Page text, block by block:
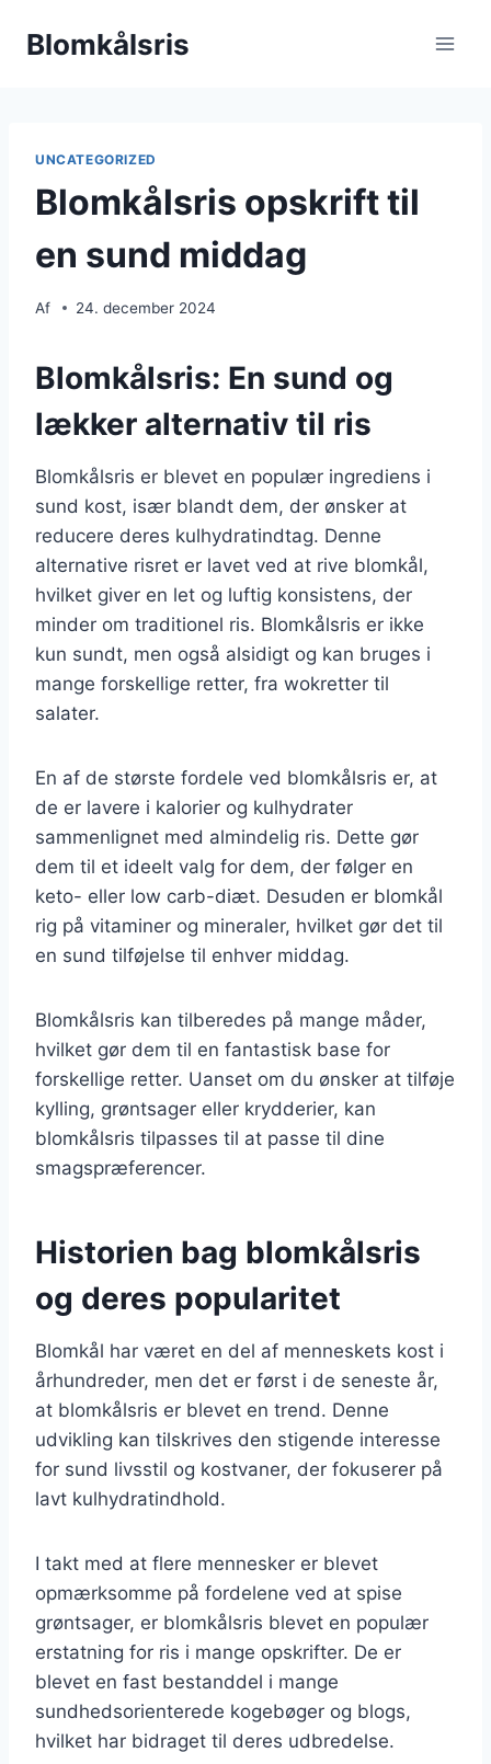
Blomkålsris
UNCATEGORIZED
Blomkålsris opskrift til
en sund middag
Af 24. december 2024
Blomkålsris: En sund og
lækker alternativ til ris
Blomkålsris er blevet en populær ingrediens i
sund kost, især blandt dem, der ønsker at
reducere deres kulhydratindtag. Denne
alternative risret er lavet ved at rive blomkål,
hvilket giver en let og luftig konsistens, der
minder om traditionel ris. Blomkålsris er ikke
kun sundt, men også alsidigt og kan bruges i
mange forskellige retter, fra wokretter til
salater.
En af de største fordele ved blomkålsris er, at
de er lavere i kalorier og kulhydrater
sammenlignet med almindelig ris. Dette gør
dem til et ideelt valg for dem, der følger en
keto- eller low carb-diæt. Desuden er blomkål
rig på vitaminer og mineraler, hvilket gør det til
en sund tilføjelse til enhver middag.
Blomkålsris kan tilberedes på mange måder,
hvilket gør dem til en fantastisk base for
forskellige retter. Uanset om du ønsker at tilføje
kylling, grøntsager eller krydderier, kan
blomkålsris tilpasses til at passe til dine
smagspræferencer.
Historien bag blomkålsris
og deres popularitet
Blomkål har været en del af menneskets kost i
århundreder, men det er først i de seneste år,
at blomkålsris er blevet en trend. Denne
udvikling kan tilskrives den stigende interesse
for sund livsstil og kostvaner, der fokuserer på
lavt kulhydratindhold.
I takt med at flere mennesker er blevet
opmærksomme på fordelene ved at spise
grøntsager, er blomkålsris blevet en populær
erstatning for ris i mange opskrifter. De er
blevet en fast bestanddel i mange
sundhedsorienterede kogebøger og blogs,
hvilket har bidraget til deres udbredelse.